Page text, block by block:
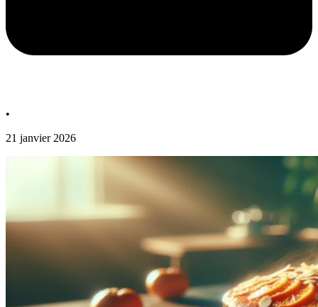
•
21 janvier 2026